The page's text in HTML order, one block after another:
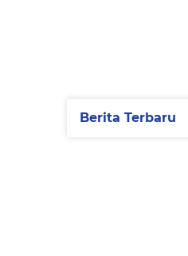
Berita Terbaru